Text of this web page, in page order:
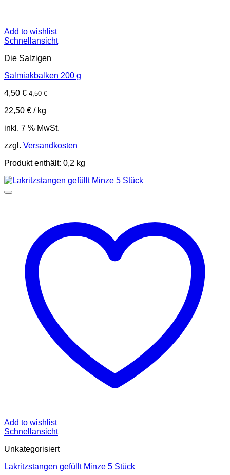
Add to wishlist
Schnellansicht
Die Salzigen
Salmiakbalken 200 g
4,50 € 4,50 €
22,50 € / kg
inkl. 7 % MwSt.
zzgl. Versandkosten
Produkt enthält: 0,2 kg
Add to wishlist
Schnellansicht
Unkategorisiert
Lakritzstangen gefüllt Minze 5 Stück